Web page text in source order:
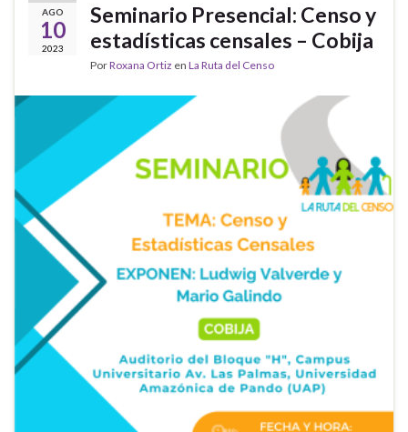
AGO
10
2023
Seminario Presencial: Censo y
estadísticas censales – Cobija
PorRoxana Ortiz en La Ruta del Censo